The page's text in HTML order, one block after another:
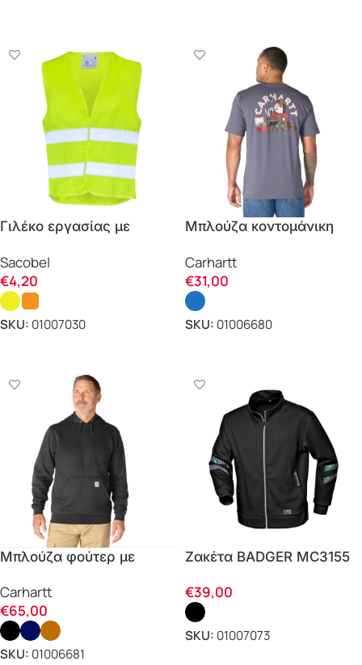
Γιλέκο εργασίας με
P111E Sacobel
Sacobel
€4,20
SKU: 01007030
Μπλούζα κοντομάνικη
LIGHTWEIGHT POCKET
GRILL GRAPHIC 107437
Carhartt
Carhartt
€31,00
SKU: 01006680
Μπλούζα φούτερ με
K121 Carhartt
Carhartt
€65,00
SKU: 01006681
Ζακέτα BADGER MC3155
€39,00
SKU: 01007073